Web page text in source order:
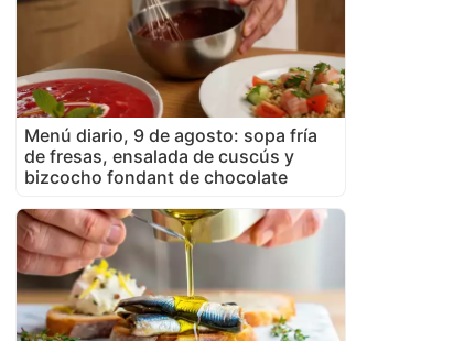
Menú diario, 9 de agosto: sopa fría
de fresas, ensalada de cuscús y
bizcocho fondant de chocolate